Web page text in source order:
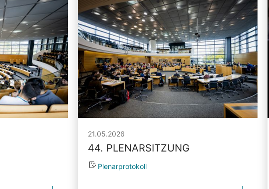
21.05.2026
44. PLENARSITZUNG
Plenarprotokoll